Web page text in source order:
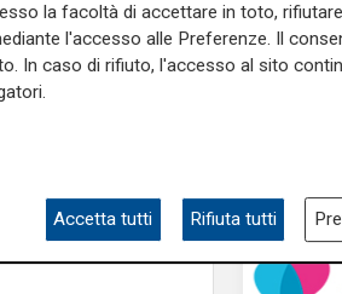
la facoltà di accettare in toto,
l'accesso alle Preferenze. Il
In caso di rifiuto, l'accesso al sito
Accetta tutti Rifiuta tutti